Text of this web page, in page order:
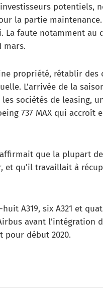
potentiels,
la partie
La faute notamment au
mars.
propriété, rétablir
L’arrivée de la
sociétés de leasing,
737 MAX qui accroît
que la plupart
qu’il travaillait à
A319, six A321 et
avant l’intégration
pour début 2020.